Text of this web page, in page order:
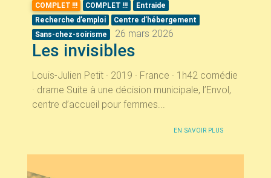
COMPLET !!! COMPLET !!!
Entraide
Recherche d’emploi
Centre d’hébergement
Sans-chez-soirisme
26 mars 2026
Les invisibles
Louis-Julien Petit · 2019 · France · 1h42 comédie
· drame Suite à une décision municipale, l’Envol,
centre d’accueil pour femmes...
EN SAVOIR PLUS